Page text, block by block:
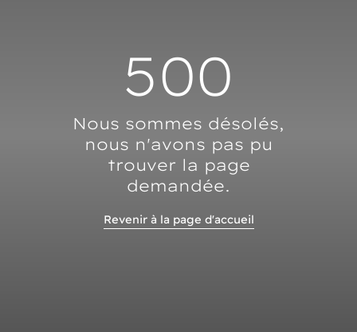
500
Nous sommes désolés,
nous n'avons pas pu
trouver la page
demandée.
Revenir à la page d'accueil